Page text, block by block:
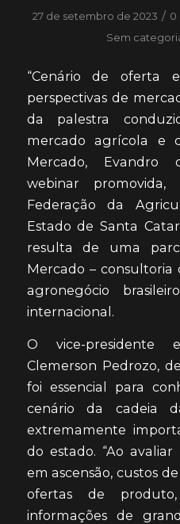
27 de setembro de 2023 / 0
Sem
“Cenário de oferta
perspectivas de
da palestra
mercado agrícola e
Mercado, Evandro
webinar
Federação da
Estado de Santa
resulta de uma
Mercado –
agronegócio
internacional.
O vice-presidente
Clemerson Pedrozo,
foi essencial para
cenário da cadeia
extremamente
do estado. “Ao
em ascensão, custos
ofertas de
informações de